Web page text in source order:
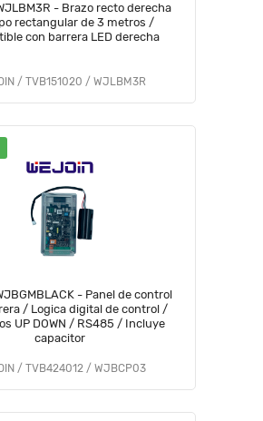
- Brazo recto derecha
de 3 metros /
Compatible con barrera LED derecha
/ TVB151020 / WJLBM3R
- Panel de control
/ Logica digital de control /
UP DOWN / RS485 / Incluye
capacitor
/ TVB424012 / WJBCP03